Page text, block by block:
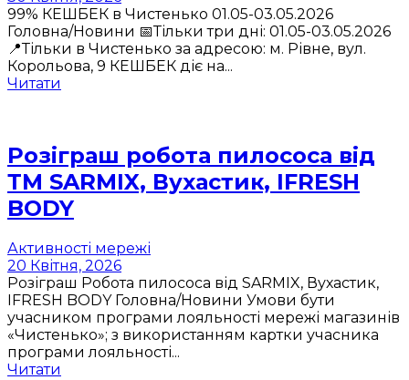
99% КЕШБЕК в Чистенько 01.05-03.05.2026
Головна/Новини 📅Тільки три дні: 01.05-03.05.2026
📍Тільки в Чистенько за адресою: м. Рівне, вул.
Корольова, 9 КЕШБЕК діє на...
Читати
Розіграш робота пилососа від
ТМ SARMIX, Вухастик, IFRESH
BODY
Активності мережі
20 Квітня, 2026
Розіграш Робота пилососа від SARMIX, Вухастик,
IFRESH BODY Головна/Новини Умови бути
учасником програми лояльності мережі магазинів
«Чистенько»; з використанням картки учасника
програми лояльності...
Читати